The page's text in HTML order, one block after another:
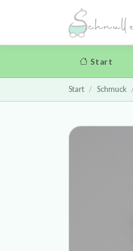
Start
Start Schmuck